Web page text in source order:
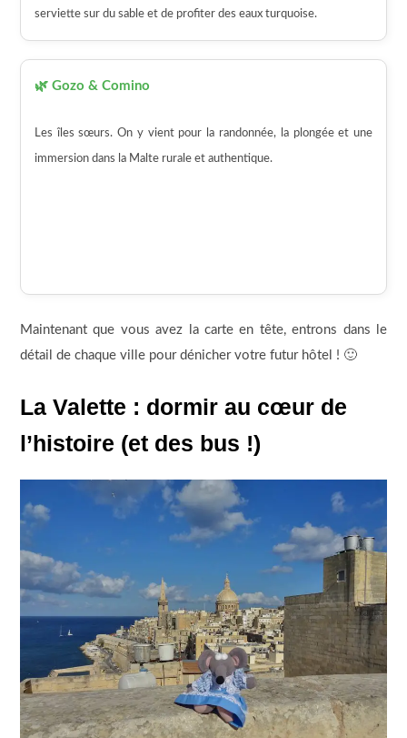
serviette sur du sable et de profiter des eaux turquoise.
🌿 Gozo & Comino
Les îles sœurs. On y vient pour la randonnée, la plongée et une
immersion dans la Malte rurale et authentique.
Maintenant que vous avez la carte en tête, entrons dans le
détail de chaque ville pour dénicher votre futur hôtel ! 🙂
La Valette : dormir au cœur de
l’histoire (et des bus !)